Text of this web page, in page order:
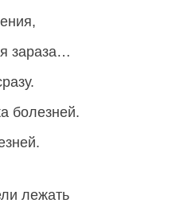
зараза…
болезней.
лежать